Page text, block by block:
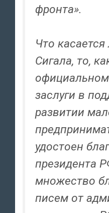
фронта».
Что
Сигала, то,
официальном
заслуги в
развитии
удостоен
президента
множество
писем от